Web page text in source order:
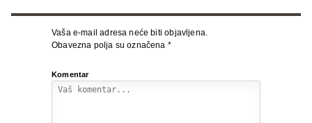
Vaša e-mail adresa neće biti objavljena.
Obavezna polja su označena *
Komentar